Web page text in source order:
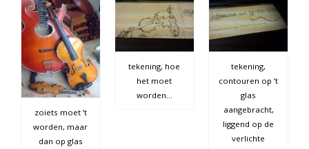
zoiets moet ’t
worden, maar
dan op glas
tekening, hoe
het moet
worden…
tekening,
contouren op ’t
glas
aangebracht,
liggend op de
verlichte